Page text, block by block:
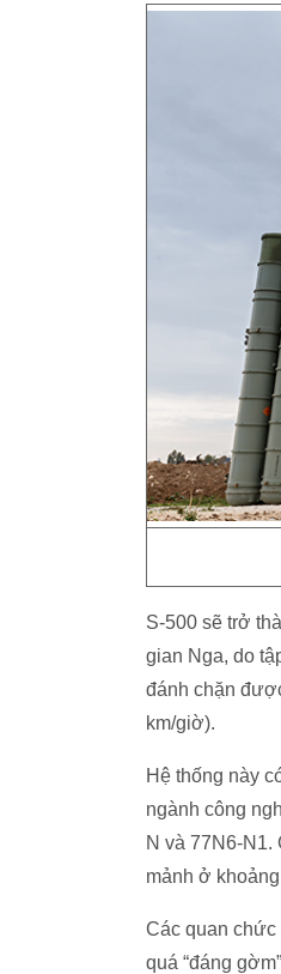
S-500 sẽ trở
gian Nga, do
đánh chặn
km/giờ).
Hệ thống này
ngành công
N và 77N6-N1.
mảnh ở
Các quan chức
quá “đáng